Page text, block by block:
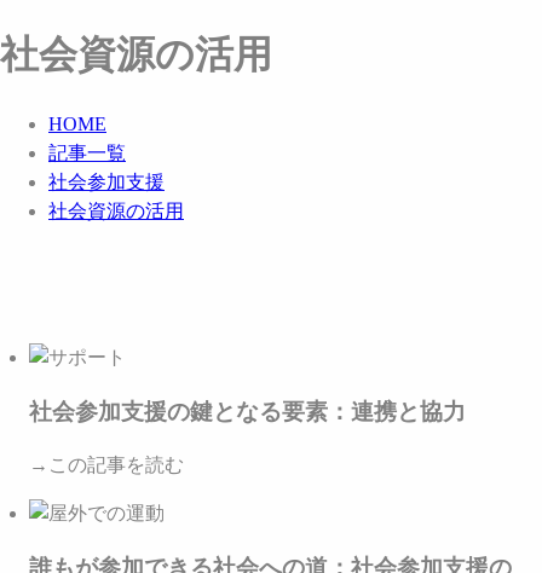
社会資源の活用
HOME
記事一覧
社会参加支援
社会資源の活用
社会参加支援の鍵となる要素：連携と協力
→この記事を読む
誰もが参加できる社会への道：社会参加支援の